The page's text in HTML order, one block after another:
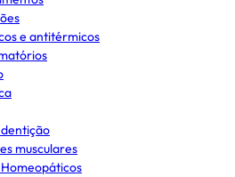
e antitérmicos
musculares